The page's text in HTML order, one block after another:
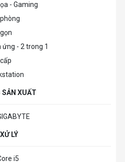
- Gaming
ứng - 2 trong 1
SẢN XUẤT
LÝ
i5